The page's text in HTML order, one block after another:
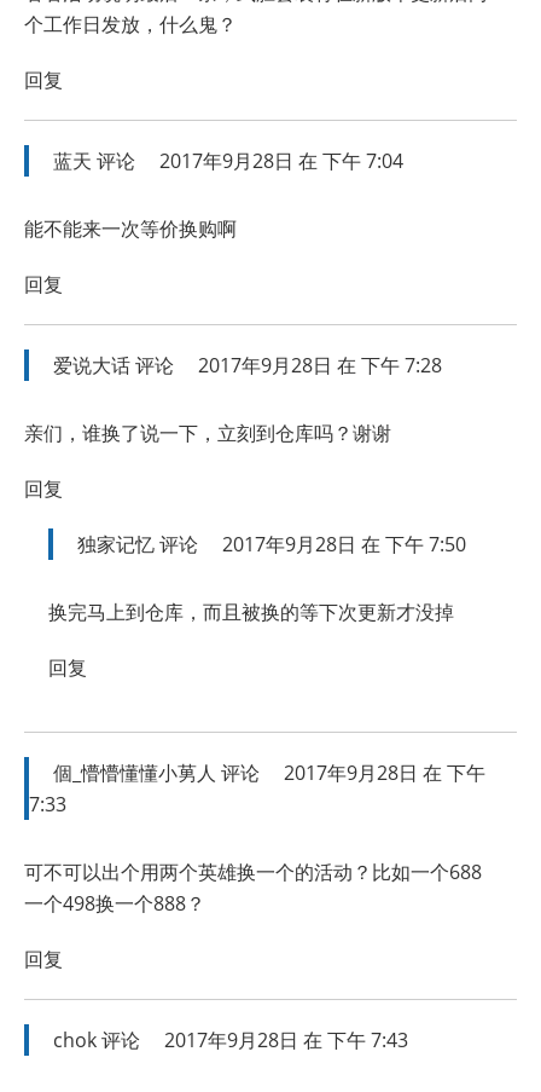
个工作日发放，什么鬼？
回复
蓝天 评论 2017年9月28日 在 下午 7:04
能不能来一次等价换购啊
回复
爱说大话评论 2017年9月28日 在 下午 7:28
亲们，谁换了说一下，立刻到仓库吗？谢谢
回复
独家记忆评论 2017年9月28日 在 下午 7:50
换完马上到仓库，而且被换的等下次更新才没掉
回复
個_懵懵懂懂小莮人 评论
2017年9月28日 在 下午
7:33
可不可以出个用两个英雄换一个的活动？比如一个688
一个498换一个888？
回复
chok评论 2017年9月28日 在 下午 7:43